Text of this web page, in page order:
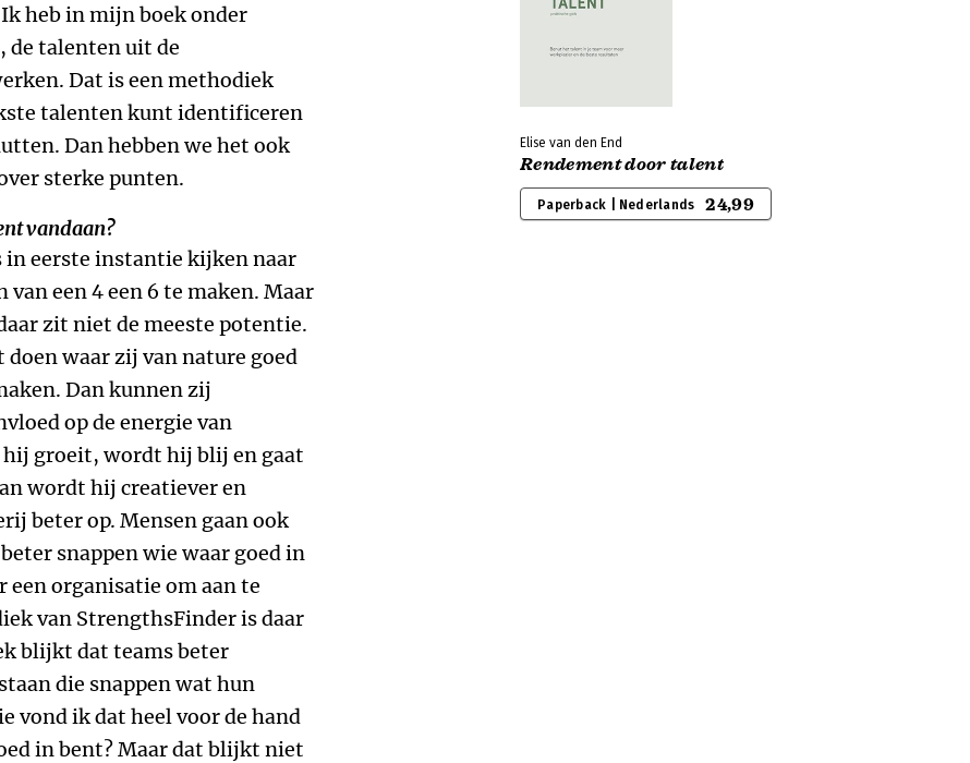
heb in mijn boek onder
de talenten uit de
Dat is een methodiek
talenten kunt identificeren
Dan hebben we het ook
sterke punten.
vandaan?
eerste instantie kijken naar
een 4 een 6 te maken. Maar
zit niet de meeste potentie.
waar zij van nature goed
Dan kunnen zij
op de energie van
groeit, wordt hij blij en gaat
wordt hij creatiever en
beter op. Mensen gaan ook
snappen wie waar goed in
een organisatie om aan te
van StrengthsFinder is daar
blijkt dat teams beter
die snappen wat hun
vond ik dat heel voor de hand
in bent? Maar dat blijkt niet
Elise van den End
Rendement door talent
Paperback | Nederlands 24,99